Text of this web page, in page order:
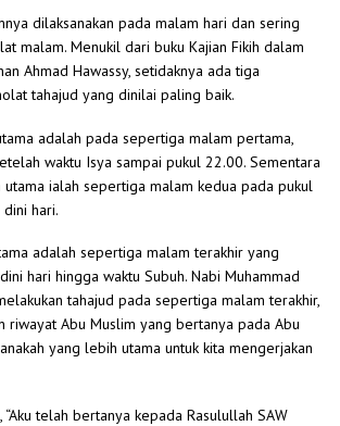
dilaksanakan pada malam hari dan sering
malam. Menukil dari buku Kajian Fikih dalam
Ahmad Hawassy, setidaknya ada tiga
tahajud yang dinilai paling baik.
adalah pada sepertiga malam pertama,
waktu Isya sampai pukul 22.00. Sementara
ialah sepertiga malam kedua pada pukul
hari.
adalah sepertiga malam terakhir yang
hari hingga waktu Subuh. Nabi Muhammad
tahajud pada sepertiga malam terakhir,
riwayat Abu Muslim yang bertanya pada Abu
yang lebih utama untuk kita mengerjakan
telah bertanya kepada Rasulullah SAW